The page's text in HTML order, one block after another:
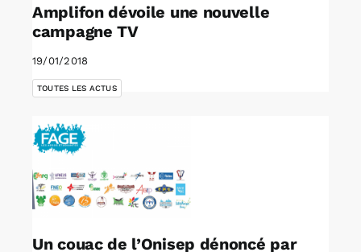
Amplifon dévoile une nouvelle
campagne TV
19/01/2018
TOUTES LES ACTUS
Un couac de l’Onisep dénoncé par